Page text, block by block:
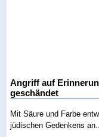
Angriff auf
geschändet
Mit Säure und Farbe
jüdischen Gedenkens an...